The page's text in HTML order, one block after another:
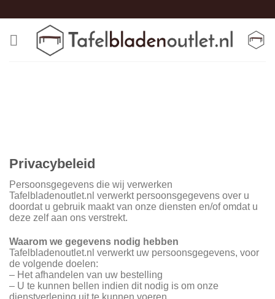
Privacybeleid
Persoonsgegevens die wij verwerken
Tafelbladenoutlet.nl verwerkt persoonsgegevens over u
doordat u gebruik maakt van onze diensten en/of omdat u
deze zelf aan ons verstrekt.
Waarom we gegevens nodig hebben
Tafelbladenoutlet.nl verwerkt uw persoonsgegevens, voor
de volgende doelen:
– Het afhandelen van uw bestelling
– U te kunnen bellen indien dit nodig is om onze
dienstverlening uit te kunnen voeren